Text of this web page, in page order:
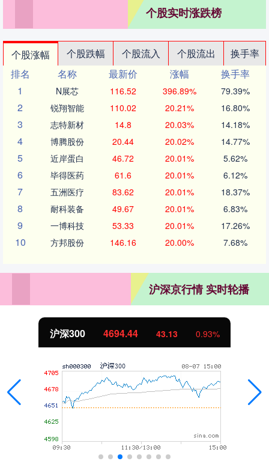
个股实时涨跌榜
个股涨幅 个股跌幅 个股流入 个股流出
换手率
排名
名称 最新价 涨幅
换手率
1
N展芯 116.52 396.89% 79.39%
2 锐翔智能 110.02 20.21% 16.80%
3 志特新材 14.8 20.03% 14.18%
4 博腾股份 20.44 20.02% 14.77%
5 近岸蛋白 46.72 20.01% 5.62%
6 毕得医药 61.6 20.01% 6.12%
7 五洲医疗 83.62 20.01% 18.37%
8 耐科装备 49.67 20.01% 6.83%
9 一博科技 53.33 20.01% 17.26%
10 方邦股份 146.16 20.00% 7.68%
沪深京行情 实时轮播
北证50 1134.24 11.37 1.01%